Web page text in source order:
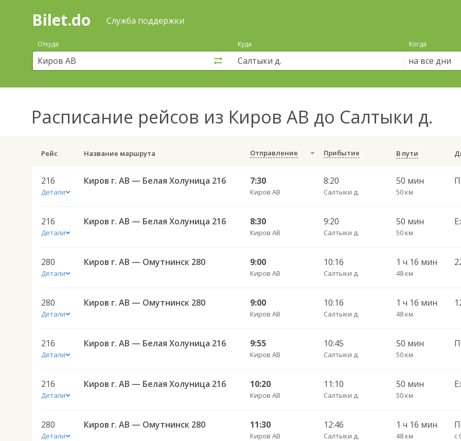
Поиск
покупка
билетов
автобус
онлайн
Bilet.do Служба поддержки
Откуда Куда Когда
на все дни
Расписание рейсов из Киров АВ до Салтыки д.
Рейс Название маршрута Отправление Прибытие В пути
216
Детали
Киров г. АВ — Белая Холуница 216 7:30
Киров АВ
8:20
Салтыки д.
50 мин
50 км
216
Детали
Киров г. АВ — Белая Холуница 216 8:30
Киров АВ
9:20
Салтыки д.
50 мин
50 км
280
Детали
Киров г. АВ — Омутнинск 280 9:00
Киров АВ
10:16
Салтыки д.
1 ч 16 мин
48 км
280
Детали
Киров г. АВ — Омутнинск 280 9:00
Киров АВ
10:16
Салтыки д.
1 ч 16 мин
48 км
216
Детали
Киров г. АВ — Белая Холуница 216 9:55
Киров АВ
10:45
Салтыки д.
50 мин
50 км
216
Детали
Киров г. АВ — Белая Холуница 216 10:20
Киров АВ
11:10
Салтыки д.
50 мин
50 км
280
Детали
Киров г. АВ — Омутнинск 280 11:30
Киров АВ
12:46
Салтыки д.
1 ч 16 мин
48 км с